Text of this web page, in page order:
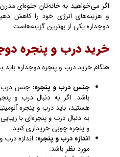
اگر می‌خواهید به خانه‌تان جلوه‌ای
و هزینه‌های انرژی خود را کاهش
دوجداره یکی از بهترین گزینه‌هاست.
خرید درب و پنجره
هنگام خرید درب و پنجره دوجداره باید
جنس درب و پنجره: جنس درب و
باشد. اگر به دنبال درب و
هستید، باید درب و پنجره
به دنبال درب و پنجره‌ای با
و پنجره چوبی خریداری کنید.
اندازه درب و پنجره: اندازه درب
مورد نظر باشد.